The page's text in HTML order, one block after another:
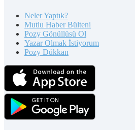
Neler Yaptık?
Mutlu Haber Bülteni
Pozy Gönüllüsü Ol
Yazar Olmak İstiyorum
Pozy Dükkan